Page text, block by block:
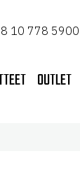
10 778 5900
OUTLET